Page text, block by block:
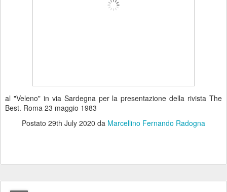
al "Veleno" in via Sardegna per la presentazione della rivista The
Best. Roma 23 maggio 1983
Postato 29th July 2020 da Marcellino Fernando Radogna